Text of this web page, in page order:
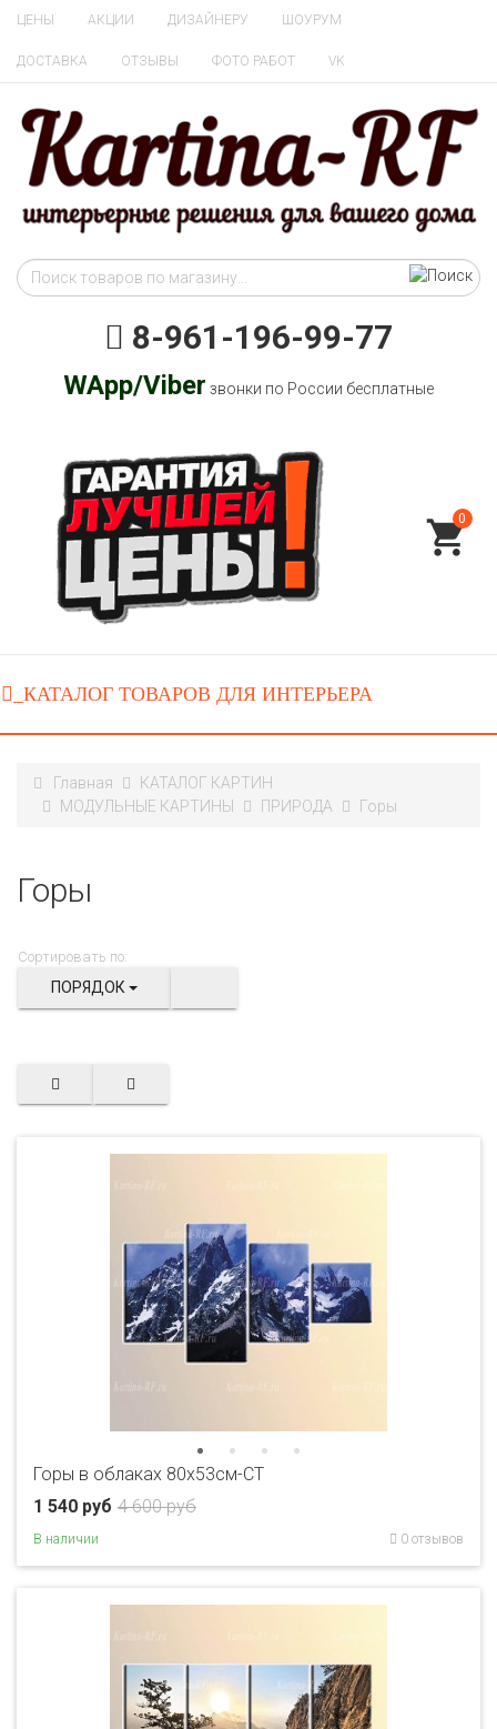
ЦЕНЫ АКЦИИ ДИЗАЙНЕРУ ШОУРУМ
ДОСТАВКА ОТЗЫВЫ ФОТО РАБОТ VK
8-961-196-99-77
WApp/Viber звонки по России бесплатные
0
Главная
КАТАЛОГ КАРТИН
МОДУЛЬНЫЕ КАРТИНЫ
ПРИРОДА Горы
Горы
Сортировать по:
ПОРЯДОК
Горы в облаках 80x53см-CT
4 600 руб
1 540 руб
В наличии 0 отзывов